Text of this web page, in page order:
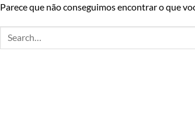
Parece que não conseguimos encontrar o que